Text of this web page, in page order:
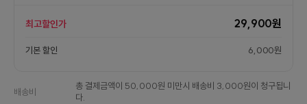
최고할인가 29,900원
기본 할인 6,000원
배송비
총 결제금액이 50,000원 미만시 배송비 3,000원이 청구됩니
다.